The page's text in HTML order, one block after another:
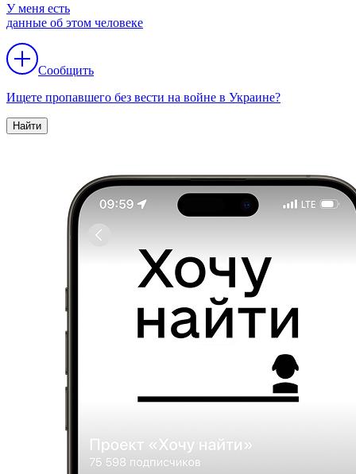
У меня есть
данные об этом человеке
Сообщить
Ищете пропавшего без вести на войне в Украине?
Найти